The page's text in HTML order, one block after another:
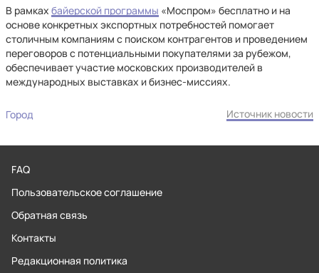
В рамках байерской программы «Моспром» бесплатно и на
основе конкретных экспортных потребностей помогает
столичным компаниям с поиском контрагентов и проведением
переговоров с потенциальными покупателями за рубежом,
обеспечивает участие московских производителей в
международных выставках и бизнес-миссиях.
Город Источник новости
FAQ
Пользовательское соглашение
Обратная связь
Контакты
Редакционная политика